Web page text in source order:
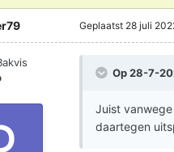
Geplaatst 28 juli
Op 28-7-
Juist
daartegen